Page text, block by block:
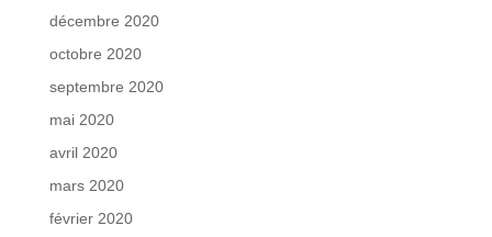
décembre 2020
octobre 2020
septembre 2020
mai 2020
avril 2020
mars 2020
février 2020